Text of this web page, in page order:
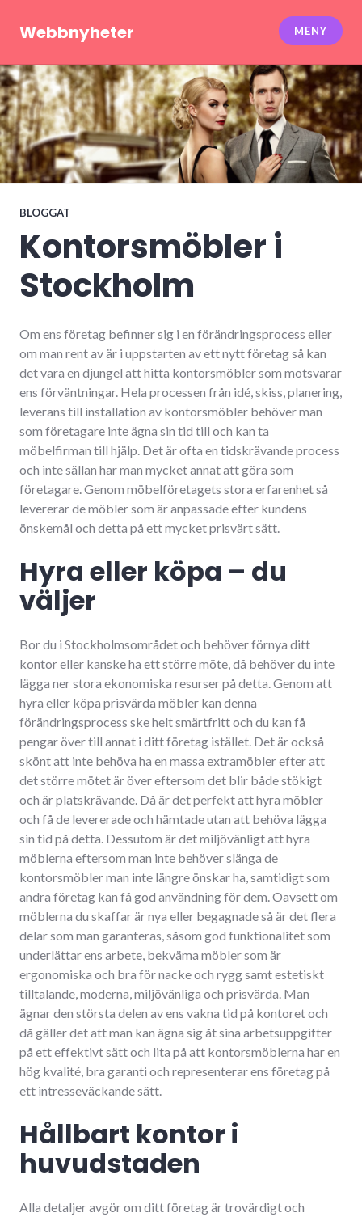
Webbnyheter MENY
BLOGGAT
Kontorsmöbler i
Stockholm
Om ens företag befinner sig i en förändringsprocess eller
om man rent av är i uppstarten av ett nytt företag så kan
det vara en djungel att hitta kontorsmöbler som motsvarar
ens förväntningar. Hela processen från idé, skiss, planering,
leverans till installation av kontorsmöbler behöver man
som företagare inte ägna sin tid till och kan ta
möbelfirman till hjälp. Det är ofta en tidskrävande process
och inte sällan har man mycket annat att göra som
företagare. Genom möbelföretagets stora erfarenhet så
levererar de möbler som är anpassade efter kundens
önskemål och detta på ett mycket prisvärt sätt.
Hyra eller köpa – du
väljer
Bor du i Stockholmsområdet och behöver förnya ditt
kontor eller kanske ha ett större möte, då behöver du inte
lägga ner stora ekonomiska resurser på detta. Genom att
hyra eller köpa prisvärda möbler kan denna
förändringsprocess ske helt smärtfritt och du kan få
pengar över till annat i ditt företag istället. Det är också
skönt att inte behöva ha en massa extramöbler efter att
det större mötet är över eftersom det blir både stökigt
och är platskrävande. Då är det perfekt att hyra möbler
och få de levererade och hämtade utan att behöva lägga
sin tid på detta. Dessutom är det miljövänligt att hyra
möblerna eftersom man inte behöver slänga de
kontorsmöbler man inte längre önskar ha, samtidigt som
andra företag kan få god användning för dem. Oavsett om
möblerna du skaffar är nya eller begagnade så är det flera
delar som man garanteras, såsom god funktionalitet som
underlättar ens arbete, bekväma möbler som är
ergonomiska och bra för nacke och rygg samt estetiskt
tilltalande, moderna, miljövänliga och prisvärda. Man
ägnar den största delen av ens vakna tid på kontoret och
då gäller det att man kan ägna sig åt sina arbetsuppgifter
på ett effektivt sätt och lita på att kontorsmöblerna har en
hög kvalité, bra garanti och representerar ens företag på
ett intresseväckande sätt.
Hållbart kontor i
huvudstaden
Alla detaljer avgör om ditt företag är trovärdigt och